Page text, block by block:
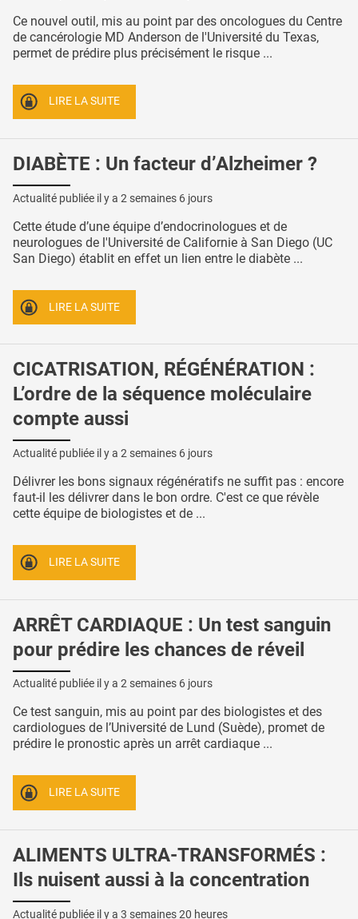
Ce nouvel outil, mis au point par des oncologues du Centre
de cancérologie MD Anderson de l'Université du Texas,
permet de prédire plus précisément le risque ...
LIRE LA SUITE
DIABÈTE : Un facteur d’Alzheimer ?
Actualité publiée il y a 2 semaines 6 jours
Cette étude d’une équipe d’endocrinologues et de
neurologues de l'Université de Californie à San Diego (UC
San Diego) établit en effet un lien entre le diabète ...
LIRE LA SUITE
CICATRISATION, RÉGÉNÉRATION :
L’ordre de la séquence moléculaire
compte aussi
Actualité publiée il y a 2 semaines 6 jours
Délivrer les bons signaux régénératifs ne suffit pas : encore
faut-il les délivrer dans le bon ordre. C'est ce que révèle
cette équipe de biologistes et de ...
LIRE LA SUITE
ARRÊT CARDIAQUE : Un test sanguin
pour prédire les chances de réveil
Actualité publiée il y a 2 semaines 6 jours
Ce test sanguin, mis au point par des biologistes et des
cardiologues de l’Université de Lund (Suède), promet de
prédire le pronostic après un arrêt cardiaque ...
LIRE LA SUITE
ALIMENTS ULTRA-TRANSFORMÉS :
Ils nuisent aussi à la concentration
Actualité publiée il y a 3 semaines 20 heures